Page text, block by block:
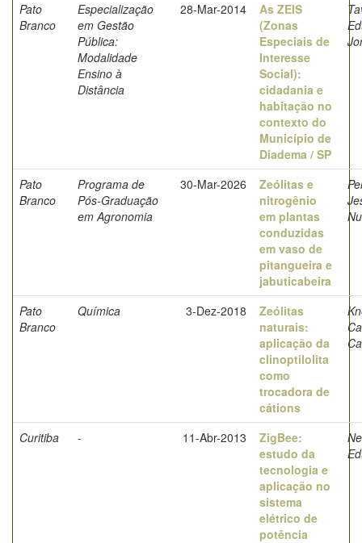
Pato
Branco
Especialização
em Gestão
Pública:
Modalidade
Ensino à
Distância
28-Mar-2014
As ZEIS
(Zonas
Especiais de
Interesse
Social):
cidadania e
habitação no
contexto do
Município de
Diadema / SP
Pato
Branco
Programa de
Pós-Graduação
em Agronomia
30-Mar-2026
Zeólitas e
nitrogênio
em plantas
conduzidas
em vaso de
pitangueira e
jabuticabeira
Pato
Branco
Química 3-Dez-2018
Zeólitas
naturais:
aplicação da
clinoptilolita
como
trocadora de
cátions
Curitiba - 11-Abr-2013
ZigBee:
estudo da
tecnologia e
aplicação no
sistema
elétrico de
potência